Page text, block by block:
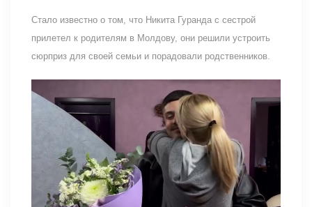
Стало известно о том, что Никита Гуранда с сестрой
прилетел к родителям в Молдову, они решили устроить
сюрприз для своей семьи и порадовали родственников.